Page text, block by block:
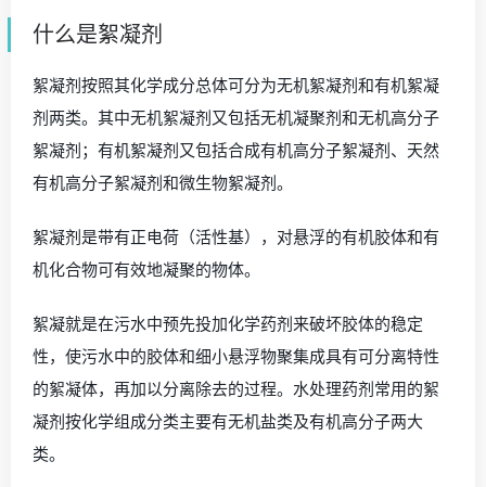
什么是絮凝剂
絮凝剂按照其化学成分总体可分为无机絮凝剂和有机絮凝
剂两类。其中无机絮凝剂又包括无机凝聚剂和无机高分子
絮凝剂；有机絮凝剂又包括合成有机高分子絮凝剂、天然
有机高分子絮凝剂和微生物絮凝剂。
絮凝剂是带有正电荷（活性基），对悬浮的有机胶体和有
机化合物可有效地凝聚的物体。
絮凝就是在污水中预先投加化学药剂来破坏胶体的稳定
性，使污水中的胶体和细小悬浮物聚集成具有可分离特性
的絮凝体，再加以分离除去的过程。水处理药剂常用的絮
凝剂按化学组成分类主要有无机盐类及有机高分子两大
类。